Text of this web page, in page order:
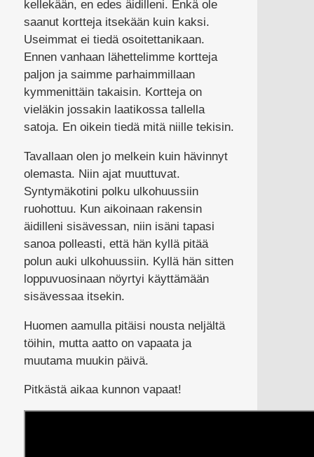
kellekään, en edes äidilleni. Enkä ole
saanut kortteja itsekään kuin kaksi.
Useimmat ei tiedä osoitettanikaan.
Ennen vanhaan lähettelimme kortteja
paljon ja saimme parhaimmillaan
kymmenittäin takaisin. Kortteja on
vieläkin jossakin laatikossa tallella
satoja. En oikein tiedä mitä niille tekisin.
Tavallaan olen jo melkein kuin hävinnyt
olemasta. Niin ajat muuttuvat.
Syntymäkotini polku ulkohuussiin
ruohottuu. Kun aikoinaan rakensin
äidilleni sisävessan, niin isäni tapasi
sanoa polleasti, että hän kyllä pitää
polun auki ulkohuussiin. Kyllä hän sitten
loppuvuosinaan nöyrtyi käyttämään
sisävessaa itsekin.
Huomen aamulla pitäisi nousta neljältä
töihin, mutta aatto on vapaata ja
muutama muukin päivä.
Pitkästä aikaa kunnon vapaat!